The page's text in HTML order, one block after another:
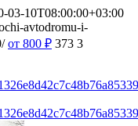
03-10T08:00:00+03:00
avtodromu-i-
от 800 ₽ 373 3